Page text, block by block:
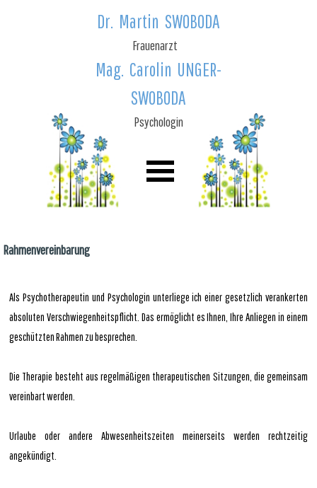
Dr. Martin SWOBODA
Frauenarzt
Mag. Carolin UNGER-
SWOBODA
Psychologin
Rahmenvereinbarung
Als Psychotherapeutin und Psychologin unterliege ich einer gesetzlich verankerten
absoluten Verschwiegenheitspflicht. Das ermöglicht es Ihnen, Ihre Anliegen in einem
geschützten Rahmen zu besprechen.
Die Therapie besteht aus regelmäßigen therapeutischen Sitzungen, die gemeinsam
vereinbart werden.
Urlaube oder andere Abwesenheitszeiten meinerseits werden rechtzeitig
angekündigt.